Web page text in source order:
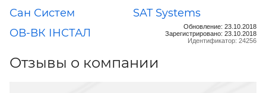
Сан Систем
SAT Systems
ОВ-ВК ІНСТАЛ
Обновление: 23.10.2018
Зарегистрировано: 23.10.2018
Идентификатор: 24256
Отзывы о компании